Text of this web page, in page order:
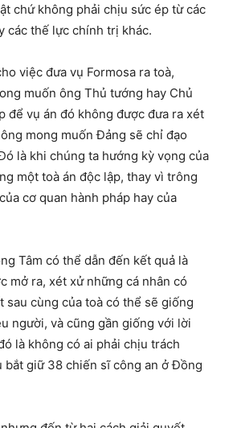
chứ không phải chịu sức ép từ các
các thế lực chính trị khác.
việc đưa vụ Formosa ra toà,
muốn ông Thủ tướng hay Chủ
để vụ án đó không được đưa ra xét
mong muốn Đảng sẽ chỉ đạo
là khi chúng ta hướng kỳ vọng của
một toà án độc lập, thay vì trông
cơ quan hành pháp hay của
Tâm có thể dẫn đến kết quả là
mở ra, xét xử những cá nhân có
sau cùng của toà có thể sẽ giống
người, và cũng gần giống với lời
là không có ai phải chịu trách
bắt giữ 38 chiến sĩ công an ở Đồng